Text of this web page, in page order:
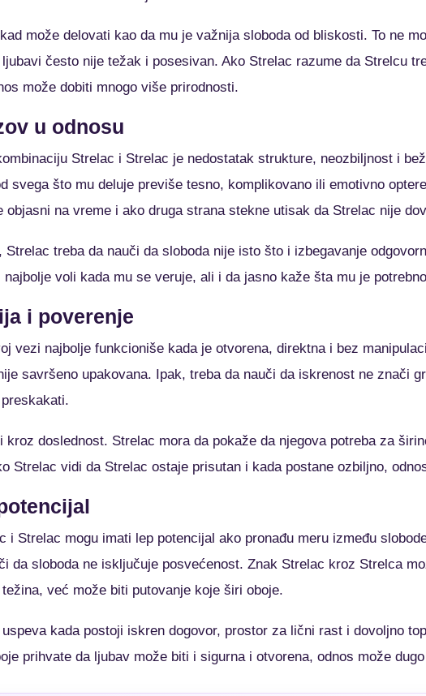
može delovati kao da mu je važnija sloboda od bliskosti. To ne
često nije težak i posesivan. Ako Strelac razume da Strelcu
može dobiti mnogo više prirodnosti.
u odnosu
Strelac i Strelac je nedostatak strukture, neozbiljnost i
svega što mu deluje previše tesno, komplikovano ili emotivno
objasni na vreme i ako druga strana stekne utisak da Strelac nije
Strelac treba da nauči da sloboda nije isto što i izbegavanje
najbolje voli kada mu se veruje, ali i da jasno kaže šta mu je
i poverenje
vezi najbolje funkcioniše kada je otvorena, direktna i bez
savršeno upakovana. Ipak, treba da nauči da iskrenost ne znači
kroz doslednost. Strelac mora da pokaže da njegova potreba za
Strelac vidi da Strelac ostaje prisutan i kada postane ozbiljno,
i Strelac mogu imati lep potencijal ako pronađu meru između
da sloboda ne isključuje posvećenost. Znak Strelac kroz Strelca
već može biti putovanje koje širi oboje.
kada postoji iskren dogovor, prostor za lični rast i dovoljno
prihvate da ljubav može biti i sigurna i otvorena, odnos može